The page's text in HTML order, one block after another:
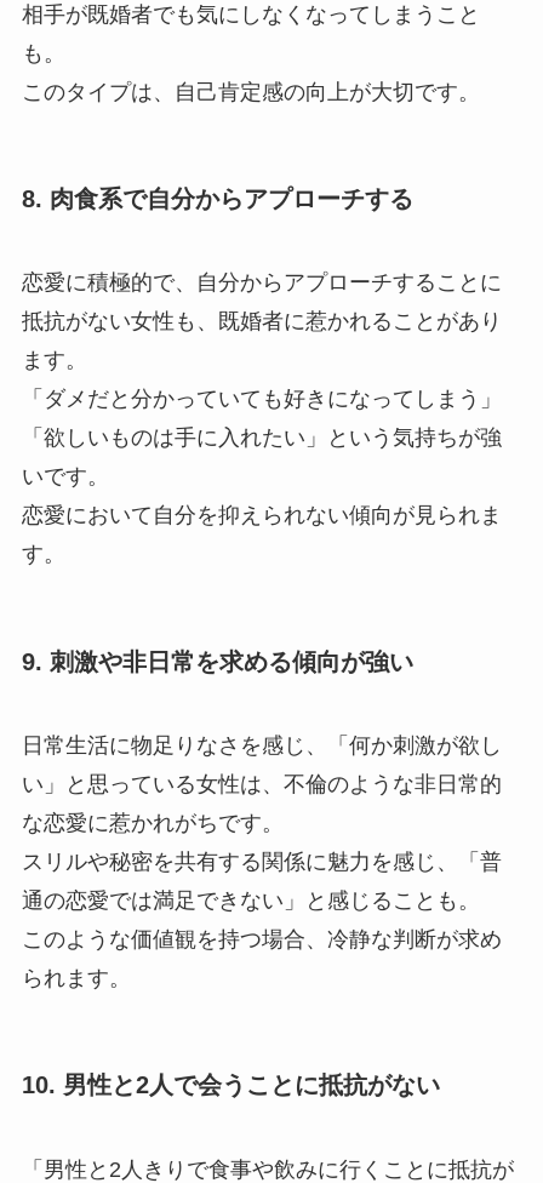
相手が既婚者でも気にしなくなってしまうこと
も。
このタイプは、自己肯定感の向上が大切です。
8. 肉食系で自分からアプローチする
恋愛に積極的で、自分からアプローチすることに
抵抗がない女性も、既婚者に惹かれることがあり
ます。
「ダメだと分かっていても好きになってしまう」
「欲しいものは手に入れたい」という気持ちが強
いです。
恋愛において自分を抑えられない傾向が見られま
す。
9. 刺激や非日常を求める傾向が強い
日常生活に物足りなさを感じ、「何か刺激が欲し
い」と思っている女性は、不倫のような非日常的
な恋愛に惹かれがちです。
スリルや秘密を共有する関係に魅力を感じ、「普
通の恋愛では満足できない」と感じることも。
このような価値観を持つ場合、冷静な判断が求め
られます。
10. 男性と2人で会うことに抵抗がない
「男性と2人きりで食事や飲みに行くことに抵抗が